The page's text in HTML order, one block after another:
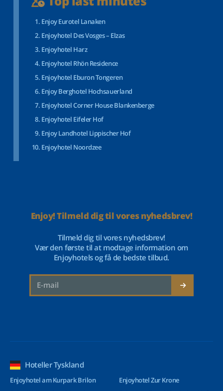
Enjoy Eurotel Lanaken
Enjoyhotel Des Vosges – Elzas
Enjoyhotel Harz
Enjoyhotel Rhön Residence
Enjoyhotel Eburon Tongeren
Enjoy Berghotel Hochsauerland
Enjoyhotel Corner House Blankenberge
Enjoyhotel Eifeler Hof
Enjoy Landhotel Lippischer Hof
Enjoyhotel Noordzee
Enjoy! Tilmeld dig til vores nyhedsbrev!
Tilmeld dig til vores nyhedsbrev!
Vær den første til at modtage information om
Enjoyhotels og få de bedste tilbud.
Hoteller Tyskland
Enjoyhotel am Kurpark Brilon
Enjoyhotel Zur Krone